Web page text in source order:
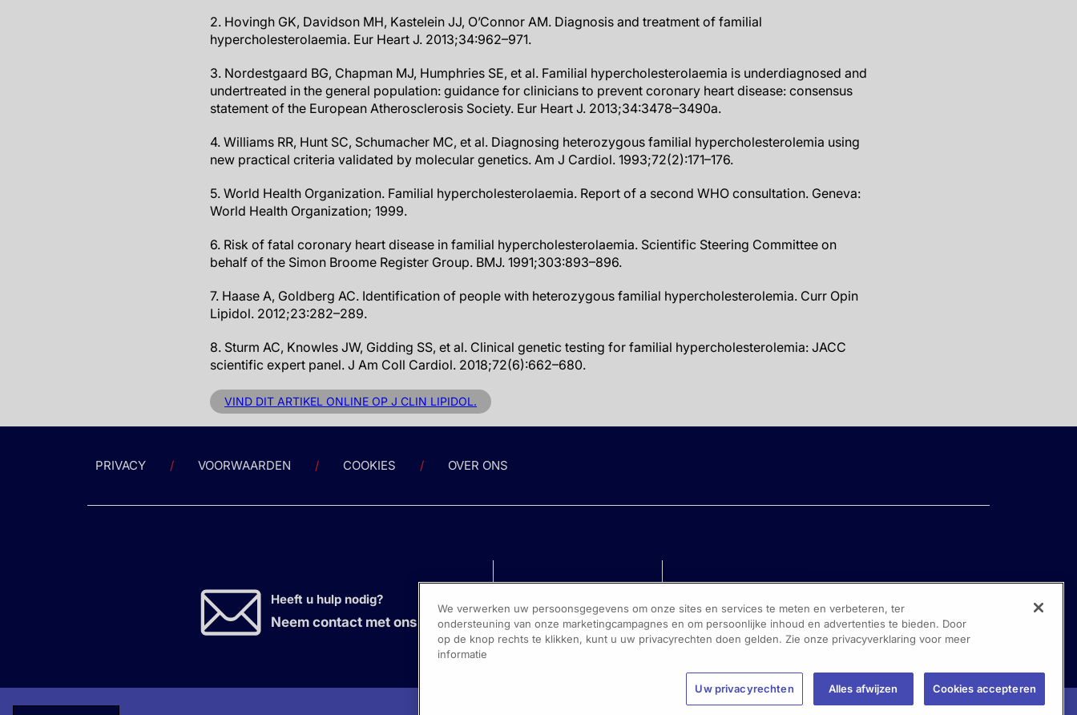
2. Hovingh GK, Davidson MH, Kastelein JJ, O’Connor AM. Diagnosis and treatment of familial
hypercholesterolaemia. Eur Heart J. 2013;34:962–971.
3. Nordestgaard BG, Chapman MJ, Humphries SE, et al. Familial hypercholesterolaemia is underdiagnosed and
undertreated in the general population: guidance for clinicians to prevent coronary heart disease: consensus
statement of the European Atherosclerosis Society. Eur Heart J. 2013;34:3478–3490a.
4. Williams RR, Hunt SC, Schumacher MC, et al. Diagnosing heterozygous familial hypercholesterolemia using
new practical criteria validated by molecular genetics. Am J Cardiol. 1993;72(2):171–176.
5. World Health Organization. Familial hypercholesterolaemia. Report of a second WHO consultation. Geneva:
World Health Organization; 1999.
6. Risk of fatal coronary heart disease in familial hypercholesterolaemia. Scientific Steering Committee on
behalf of the Simon Broome Register Group. BMJ. 1991;303:893–896.
7. Haase A, Goldberg AC. Identification of people with heterozygous familial hypercholesterolemia. Curr Opin
Lipidol. 2012;23:282–289.
8. Sturm AC, Knowles JW, Gidding SS, et al. Clinical genetic testing for familial hypercholesterolemia: JACC
scientific expert panel. J Am Coll Cardiol. 2018;72(6):662–680.
VIND DIT ARTIKEL ONLINE OP J CLIN LIPIDOL.
PRIVACY VOORWAARDEN COOKIES OVER ONS
Heeft u hulp nodig?
Neem contact met ons op
We verwerken uw persoonsgegevens om onze sites en services te meten en verbeteren, ter
ondersteuning van onze marketingcampagnes en om persoonlijke inhoud en advertenties te bieden. Door
op de knop rechts te klikken, kunt u uw privacyrechten doen gelden. Zie onze privacyverklaring voor meer
informatie
Uw privacyrechten Alles afwijzen Cookies accepteren